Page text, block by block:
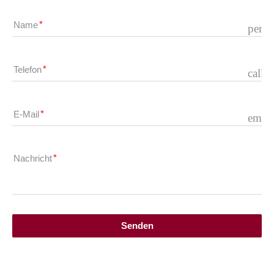
Name
Telefon call
E-Mail email
Nachricht
Senden